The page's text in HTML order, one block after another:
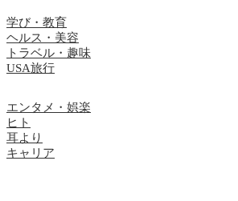
学び・教育
ヘルス・美容
トラベル・趣味
USA旅行
エンタメ・娯楽
ヒト
耳より
キャリア